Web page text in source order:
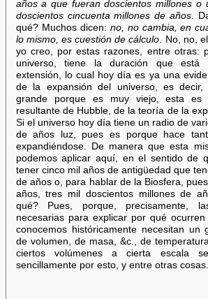
años a que fueran doscientos millones o
doscientos cincuenta millones de años.
qué? Muchos dicen: no, no cambia, en
lo mismo, es cuestión de cálculo. No, no,
yo creo, por estas razones, entre otras:
universo, tiene la duración que
extensión, lo cual hoy día es ya una
de la expansión del universo, es
grande porque es muy viejo, esta es
resultante de Hubble, de la teoría de la
Si el universo hoy día tiene un radio de
de años luz, pues es porque hace
expandiéndose. De manera que esta
podemos aplicar aquí, en el sentido de
tener cinco mil años de antigüedad que
de años o, para hablar de la Biosfera,
años, tres mil doscientos millones de
qué? Pues, porque, precisamente,
necesarias para explicar por qué
conocemos históricamente necesitan un
de volumen, de masa, &c., de
ciertos volúmenes a cierta escala
sencillamente por esto, y entre otras cosas.